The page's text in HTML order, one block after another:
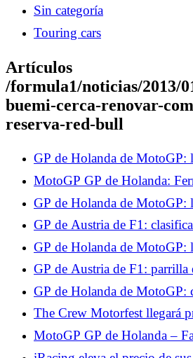
Sin categoría
Touring cars
Artículos
/formula1/noticias/2013/
buemi-cerca-renovar-
reserva-red-bull
GP de Holanda de MotoGP:
Libres 2, Marco Bezzecchi
Quartararo a las puertas del
MotoGP GP de Holanda:
retira tras una caída
GP de Holanda de MotoGP:
Fabio Quartararo en el Top
dominan la Q2
GP de Austria de F1:
entrenamientos libres 3,
Isack Hadjar en el Top 10
GP de Holanda de MotoGP:
carrera sprint, Fabio
Fernández líder
GP de Austria de F1: parrilla
Russell supera a Leclerc y
momento, Isack Hadjar
GP de Holanda de MotoGP:
la carrera, buen puesto para
Ogura pone fin a una larga
The Crew Motorfest llegará
Switch 2.
MotoGP GP de Holanda –
en perspectiva su buen